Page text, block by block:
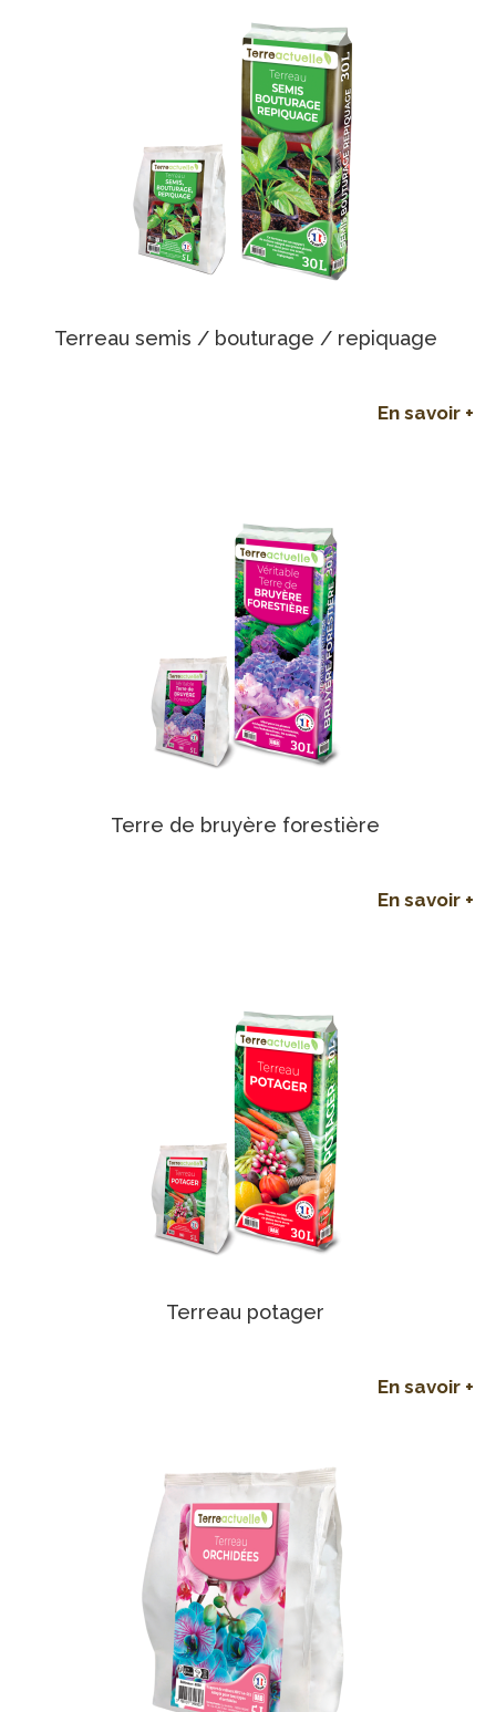
Terreau semis / bouturage / repiquage
En savoir +
Terre de bruyère forestière
En savoir +
Terreau potager
En savoir +